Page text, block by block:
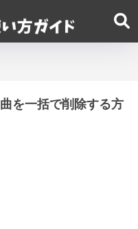
を一括で削除する方